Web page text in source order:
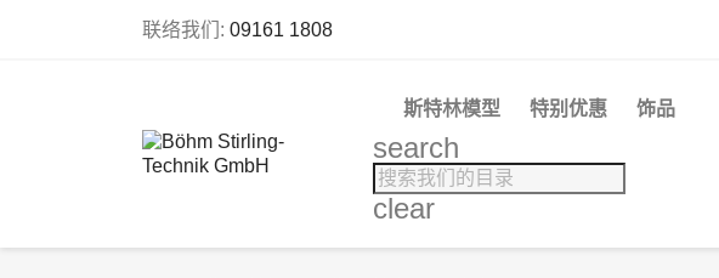
联络我们: 09161 1808
斯特林模型 特别优惠 饰品
search
clear